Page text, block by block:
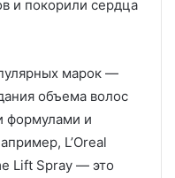
и покорили сердца
марок —
объема волос
формулами и
L’Oreal
Lift Spray — это